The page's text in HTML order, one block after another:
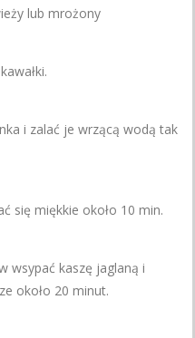
lub mrożony
i zalać je wrzącą wodą tak
się miękkie około 10 min.
wsypać kaszę jaglaną i
około 20 minut.